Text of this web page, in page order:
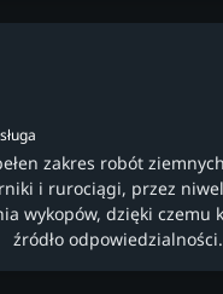
zakres robót
i rurociągi, przez
wykopów, dzięki czemu
źródło odpowiedzialności.